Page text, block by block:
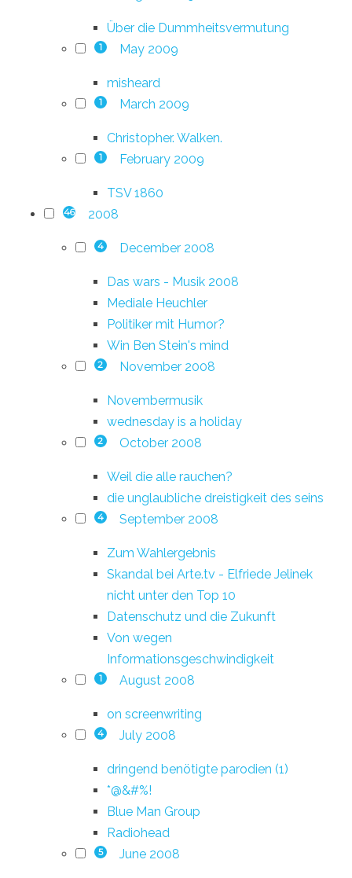
Über die Dummheitsvermutung
1 May 2009
misheard
1 March 2009
Christopher. Walken.
1 February 2009
TSV 1860
46 2008
4 December 2008
Das wars - Musik 2008
Mediale Heuchler
Politiker mit Humor?
Win Ben Stein's mind
2 November 2008
Novembermusik
wednesday is a holiday
2 October 2008
Weil die alle rauchen?
die unglaubliche dreistigkeit des seins
4 September 2008
Zum Wahlergebnis
Skandal bei Arte.tv - Elfriede Jelinek
nicht unter den Top 10
Datenschutz und die Zukunft
Von wegen
Informationsgeschwindigkeit
1 August 2008
on screenwriting
4 July 2008
dringend benötigte parodien (1)
*@&#%!
Blue Man Group
Radiohead
5 June 2008